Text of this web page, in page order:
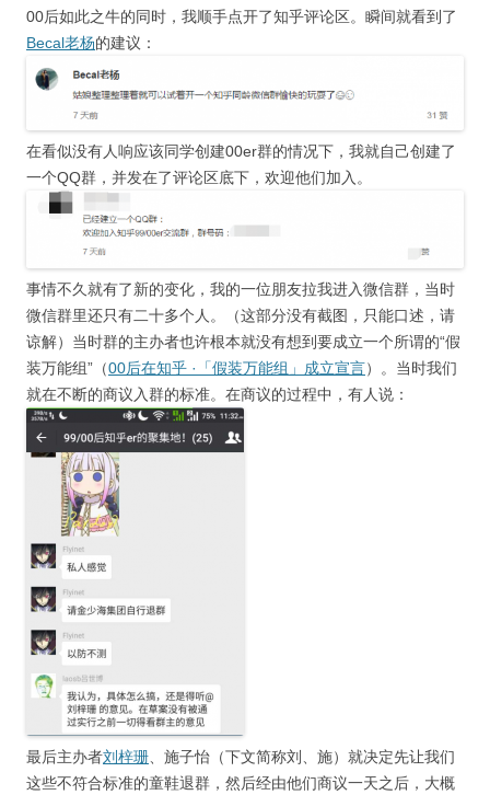
00后如此之牛的同时，我顺手点开了知乎评论区。瞬间就看到了
Becal老杨的建议：
在看似没有人响应该同学创建00er群的情况下，我就自己创建了
一个QQ群，并发在了评论区底下，欢迎他们加入。
事情不久就有了新的变化，我的一位朋友拉我进入微信群，当时
微信群里还只有二十多个人。（这部分没有截图，只能口述，请
谅解）当时群的主办者也许根本就没有想到要成立一个所谓的“假
装万能组”（00后在知乎 ·「假装万能组」成立宣言）。当时我们
就在不断的商议入群的标准。在商议的过程中，有人说：
最后主办者刘梓珊 、施子怡（下文简称刘、施）就决定先让我们
这些不符合标准的童鞋退群，然后经由他们商议一天之后，大概